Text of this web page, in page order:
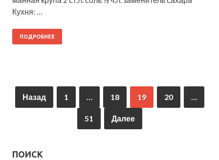
Кухня: …
ПОДРОБНЕЕ
Назад 1 … 18 19 20 …
51 Далее
ПОИСК